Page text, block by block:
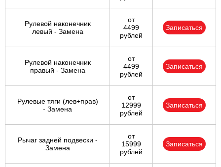
Рулевой наконечник
левый - Замена
от
4499
рублей
Записаться
Рулевой наконечник
правый - Замена
от
4499
рублей
Записаться
Рулевые тяги (лев+прав)
- Замена
от
12999
рублей
Записаться
Рычаг задней подвески -
Замена
от
15999
рублей
Записаться